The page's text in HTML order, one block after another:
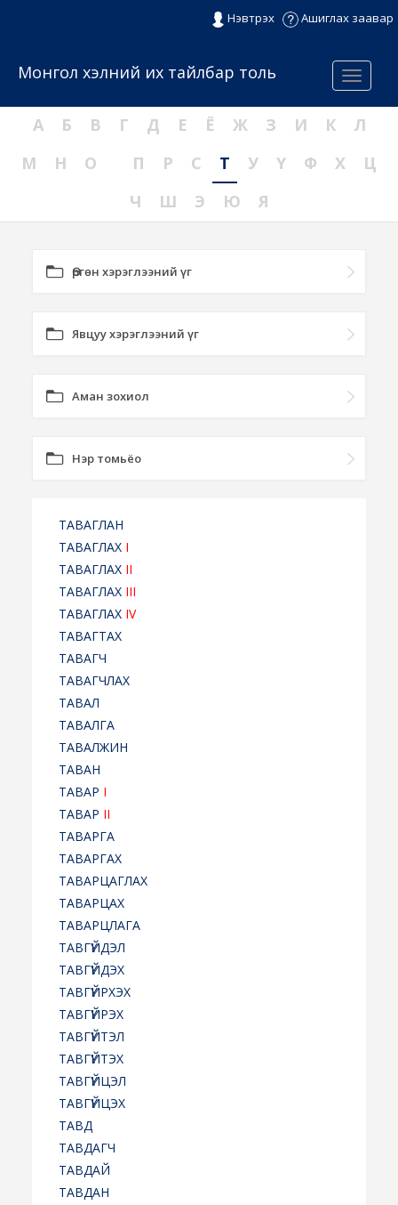
Нэвтрэх Ашиглах заавар
Menu
Монгол хэлний их тайлбар толь
А Б В Г Д Е Ё Ж З И К
Л
М
Н О П Р С Т У Ү Ф Х
Ц
Ч
Ш Э Ю Я
Өргөн хэрэглээний үг
Явцуу хэрэглээний үг
Аман зохиол
Нэр томьёо
ТАВАГЛАН
ТАВАГЛАХ I
ТАВАГЛАХ II
ТАВАГЛАХ III
ТАВАГЛАХ IV
ТАВАГТАХ
ТАВАГЧ
ТАВАГЧЛАХ
ТАВАЛ
ТАВАЛГА
ТАВАЛЖИН
ТАВАН
ТАВАР I
ТАВАР II
ТАВАРГА
ТАВАРГАХ
ТАВАРЦАГЛАХ
ТАВАРЦАХ
ТАВАРЦЛАГА
ТАВГҮЙДЭЛ
ТАВГҮЙДЭХ
ТАВГҮЙРХЭХ
ТАВГҮЙРЭХ
ТАВГҮЙТЭЛ
ТАВГҮЙТЭХ
ТАВГҮЙЦЭЛ
ТАВГҮЙЦЭХ
ТАВД
ТАВДАГЧ
ТАВДАЙ
ТАВДАН